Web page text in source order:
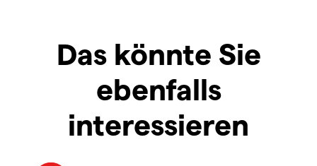
Das könnte Sie
ebenfalls
interessieren